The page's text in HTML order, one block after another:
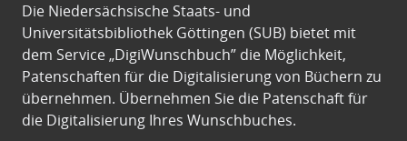
Die Niedersächsische Staats- und
Universitätsbibliothek Göttingen (SUB) bietet mit
dem Service „DigiWunschbuch” die Möglichkeit,
Patenschaften für die Digitalisierung von Büchern zu
übernehmen. Übernehmen Sie die Patenschaft für
die Digitalisierung Ihres Wunschbuches.